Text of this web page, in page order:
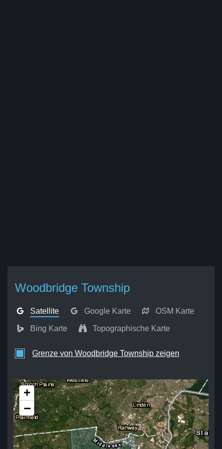
Woodbridge Township
Satellite Google Karte OSM Karte
Bing Karte Topographische Karte
Grenze von Woodbridge Township zeigen
+
−